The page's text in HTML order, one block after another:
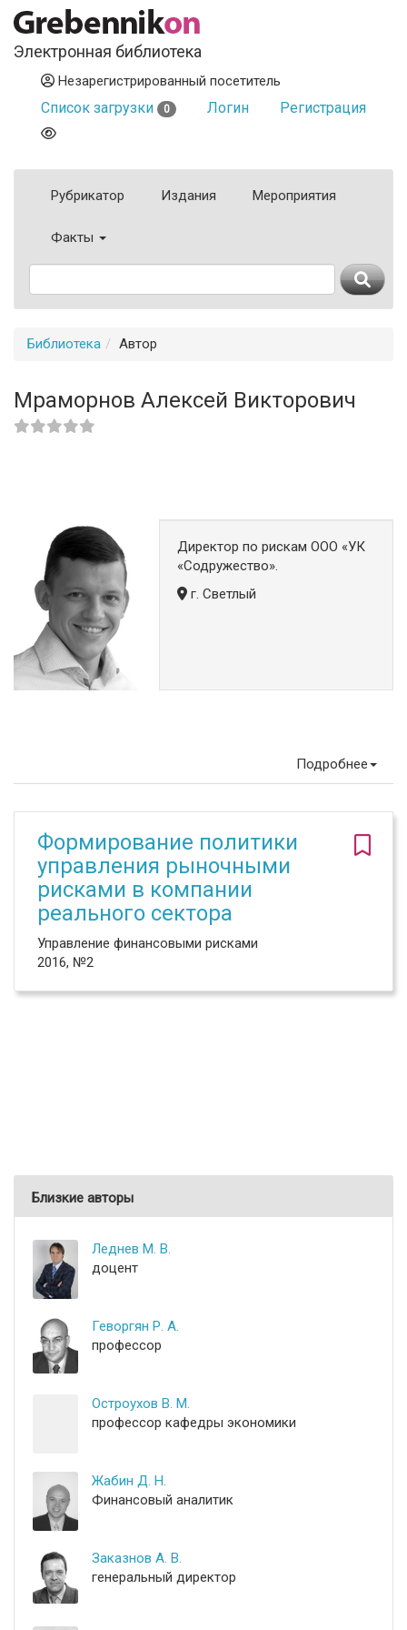
Электронная библиотека
Незарегистрированный посетитель
Список загрузки 0 Логин Регистрация
Рубрикатор Издания Мероприятия
Факты
Библиотека Автор
Мраморнов Алексей Викторович
Директор по рискам ООО «УК
«Содружество».
г. Светлый
Подробнее
Формирование политики
управления рыночными
рисками в компании
реального сектора
Управление финансовыми рисками
2016, №2
Близкие авторы
Леднев М. В.
доцент
Геворгян Р. А.
профессор
Остроухов В. М.
профессор кафедры экономики
Жабин Д. Н.
Финансовый аналитик
Заказнов А. В.
генеральный директор